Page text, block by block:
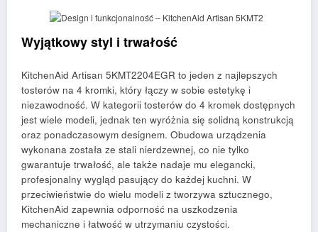
Wyjątkowy styl i trwałość
KitchenAid Artisan 5KMT2204EGR to jeden z najlepszych
tosterów na 4 kromki, który łączy w sobie estetykę i
niezawodność. W kategorii tosterów do 4 kromek dostępnych
jest wiele modeli, jednak ten wyróżnia się solidną konstrukcją
oraz ponadczasowym designem. Obudowa urządzenia
wykonana została ze stali nierdzewnej, co nie tylko
gwarantuje trwałość, ale także nadaje mu elegancki,
profesjonalny wygląd pasujący do każdej kuchni. W
przeciwieństwie do wielu modeli z tworzywa sztucznego,
KitchenAid zapewnia odporność na uszkodzenia
mechaniczne i łatwość w utrzymaniu czystości.